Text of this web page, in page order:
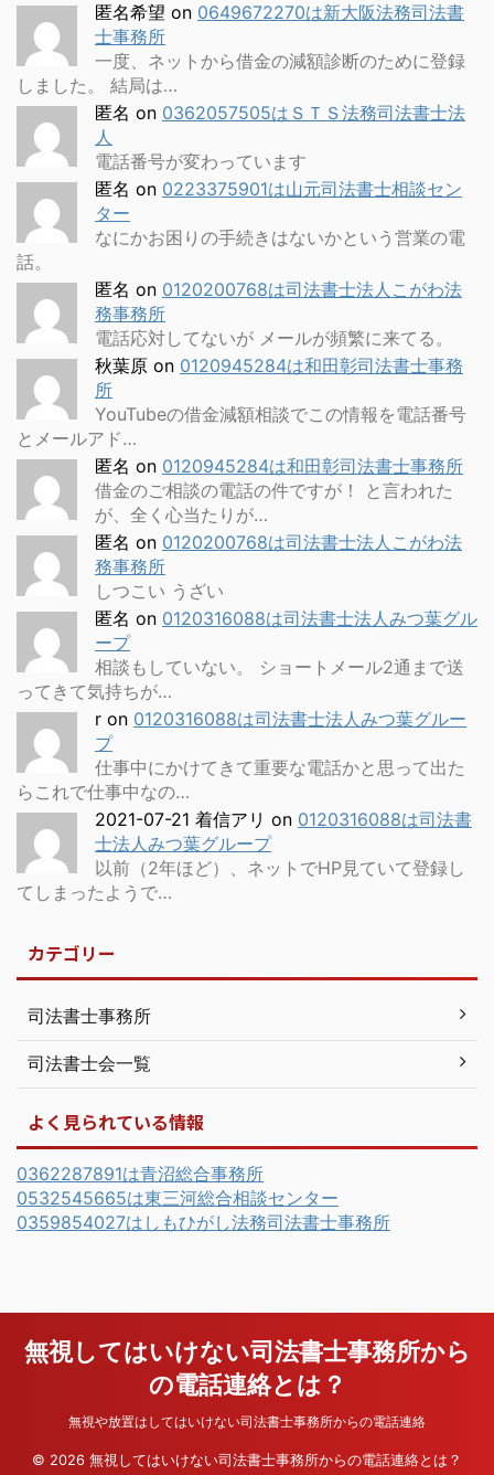
匿名希望 on 0649672270は新大阪法務司法書
士事務所
一度、ネットから借金の減額診断のために登録
しました。 結局は…
匿名 on 0362057505はＳＴＳ法務司法書士法
人
電話番号が変わっています
匿名 on 0223375901は山元司法書士相談セン
ター
なにかお困りの手続きはないかという営業の電
話。
匿名 on 0120200768は司法書士法人こがわ法
務事務所
電話応対してないが メールが頻繁に来てる。
秋葉原 on 0120945284は和田彰司法書士事務
所
YouTubeの借金減額相談でこの情報を電話番号
とメールアド…
匿名 on 0120945284は和田彰司法書士事務所
借金のご相談の電話の件ですが！ と言われた
が、全く心当たりが…
匿名 on 0120200768は司法書士法人こがわ法
務事務所
しつこい うざい
匿名 on 0120316088は司法書士法人みつ葉グル
ープ
相談もしていない。 ショートメール2通まで送
ってきて気持ちが…
r on 0120316088は司法書士法人みつ葉グルー
プ
仕事中にかけてきて重要な電話かと思って出た
らこれで仕事中なの…
2021-07-21 着信アリ on 0120316088は司法書
士法人みつ葉グループ
以前（2年ほど）、ネットでHP見ていて登録し
てしまったようで…
カテゴリー
司法書士事務所
司法書士会一覧
よく見られている情報
0362287891は青沼総合事務所
0532545665は東三河総合相談センター
0359854027はしもひがし法務司法書士事務所
無視してはいけない司法書士事務所から
の電話連絡とは？
無視や放置はしてはいけない司法書士事務所からの電話連絡
© 2026 無視してはいけない司法書士事務所からの電話連絡とは？